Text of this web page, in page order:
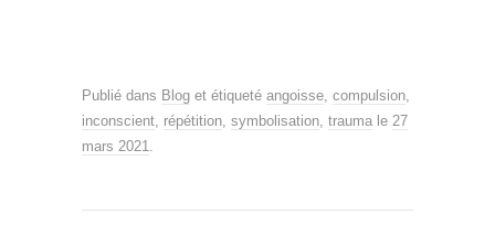
Publié dans Blog et étiqueté angoisse, compulsion,
inconscient, répétition, symbolisation, trauma le 27
mars 2021.